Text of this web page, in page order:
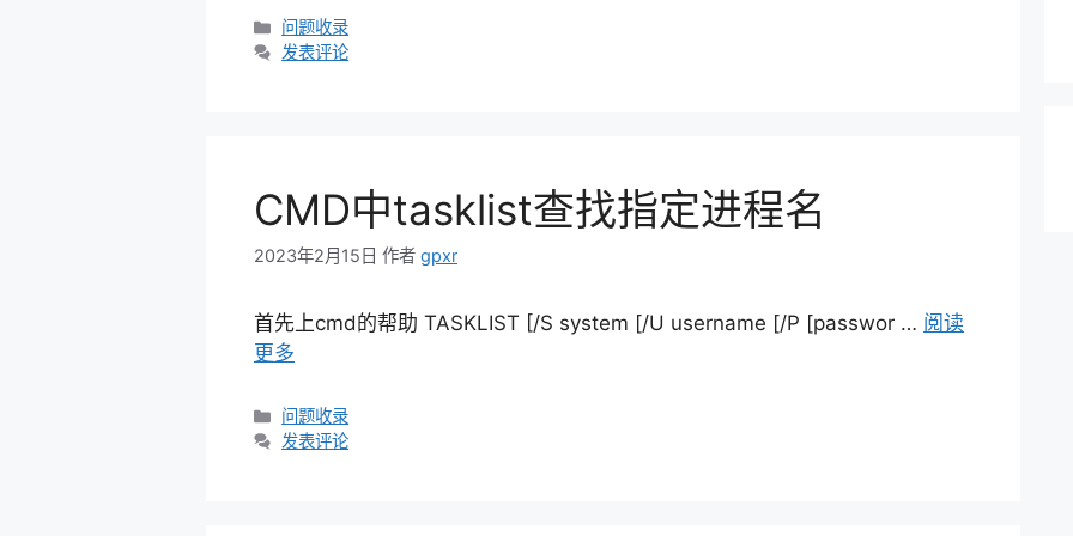
分
类
问题收录
发表评论
CMD中tasklist查找指定进程名
2023年2月15日 作者 gpxr
首先上cmd的帮助 TASKLIST [/S system [/U username [/P [passwor … 阅读
更多
分
类
问题收录
发表评论